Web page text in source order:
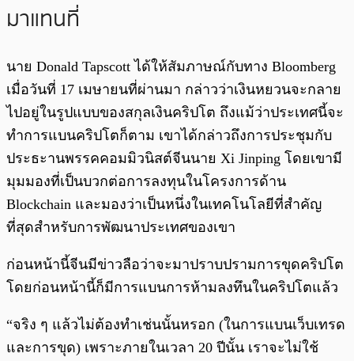
มาแทนที่
นาย Donald Tapscott ได้ให้สัมภาษณ์กับทาง Bloomberg
เมื่อวันที่ 17 เมษายนที่ผ่านมา กล่าวว่าเงินหยวนจะกลาย
ไปอยู่ในรูปแบบของสกุลเงินคริปโต ถึงแม้ว่าประเทศนี้จะ
ทำการแบนคริปโตก็ตาม เขาได้กล่าวถึงการประชุมกับ
ประธะานพรรคคอมมิวนิสต์จีนนาย Xi Jinping โดยเขามี
มุมมองที่เป็นบวกต่อการลงทุนในโครงการด้าน
Blockchain และมองว่าเป็นหนึ่งในเทคโนโลยีที่สำคัญ
ที่สุดสำหรับการพัฒนาประเทศของเขา
ก่อนหน้านี้จีนมีข่าวลือว่าจะมาปราบปรามการขุดคริปโต
โดยก่อนหน้านี้ก็มีการแบนการห้ามลงทึนในคริปโตแล้ว
“จริง ๆ แล้วไม่ต้องทำเช่นนั้นหรอก (ในการแบนเว็บเทรด
และการขุด) เพราะภายในเวลา 20 ปีนั้น เราจะไม่ใช้